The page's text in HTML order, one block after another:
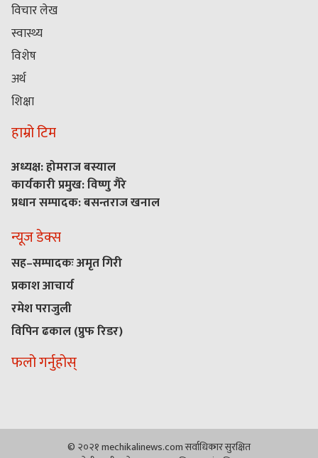
विचार लेख
स्वास्थ्य
विशेष
अर्थ
शिक्षा
हाम्रो टिम
अध्यक्ष: होमराज बस्याल
कार्यकारी प्रमुख: विष्णु गैरे
प्रधान सम्पादक: बसन्तराज खनाल
न्यूज डेक्स
सह–सम्पादकः अमृत गिरी
प्रकाश आचार्य
रमेश पराजुली
विपिन ढकाल (प्रुफ रिडर)
फलो गर्नुहोस्
© २०२१ mechikalinews.com सर्वाधिकार सुरक्षित